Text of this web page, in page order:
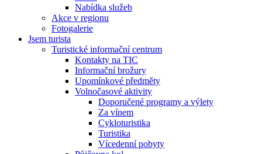
Nabídka služeb
Akce v regionu
Fotogalerie
Jsem turista
Turistické informační centrum
Kontakty na TIC
Informační brožury
Upomínkové předměty
Volnočasové aktivity
Doporučené programy a výlety
Za vínem
Cykloturistika
Turistika
Vícedenní pobyty